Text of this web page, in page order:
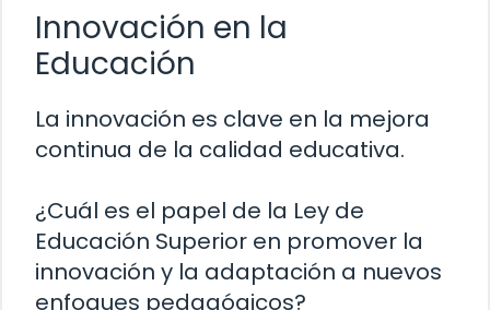
Innovación en la
Educación
La innovación es clave en la mejora
continua de la calidad educativa.
¿Cuál es el papel de la Ley de
Educación Superior en promover la
innovación y la adaptación a nuevos
enfoques pedagógicos?